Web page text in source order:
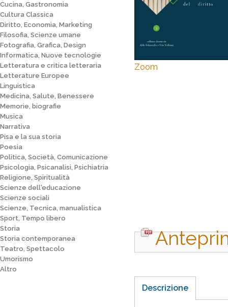
Cucina, Gastronomia
Cultura Classica
Diritto, Economia, Marketing
Filosofia, Scienze umane
Fotografia, Grafica, Design
Informatica, Nuove tecnologie
Letteratura e critica letteraria
Letterature Europee
Linguistica
Medicina, Salute, Benessere
Memorie, biografie
Musica
Narrativa
Pisa e la sua storia
Poesia
Politica, Società, Comunicazione
Psicologia, Psicanalisi, Psichiatria
Religione, Spiritualità
Scienze dell'educazione
Scienze sociali
Scienze, Tecnica, manualistica
Sport, Tempo libero
Storia
Storia contemporanea
Teatro, Spettacolo
Umorismo
Altro
Zoom
Descrizione